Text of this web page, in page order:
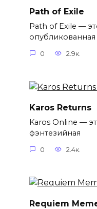
Path of Exile
Path of Exile —
опубликованная
0 2.9к.
Karos Returns
Karos Online —
фэнтезийная
0 2.4к.
Requiem